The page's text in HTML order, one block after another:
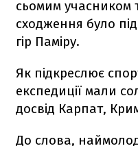
сьомим учасником
сходження було
гір Паміру.
Як підкреслює
експедиції мали
досвід Карпат,
До слова,